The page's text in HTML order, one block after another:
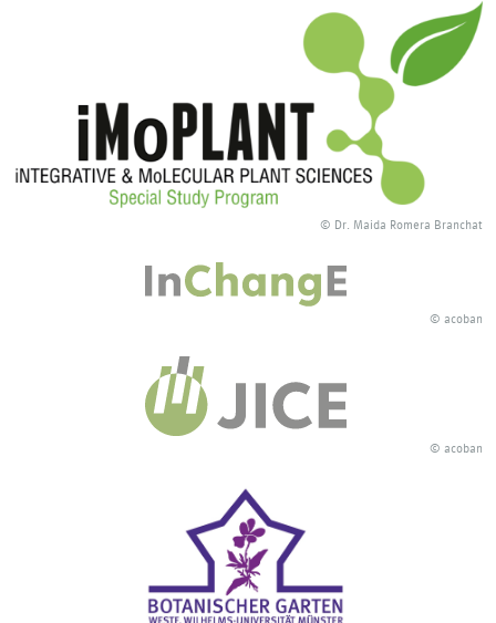
© Dr. Maida Romera Branchat
© acoban
© acoban